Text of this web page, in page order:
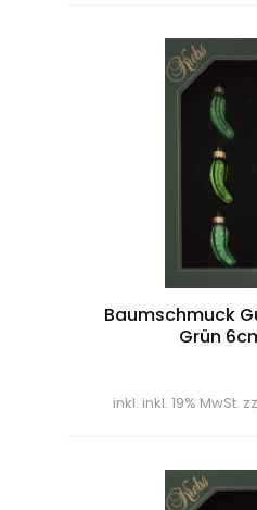
Baumschmuck
Grün
inkl. inkl. 19% MwSt.